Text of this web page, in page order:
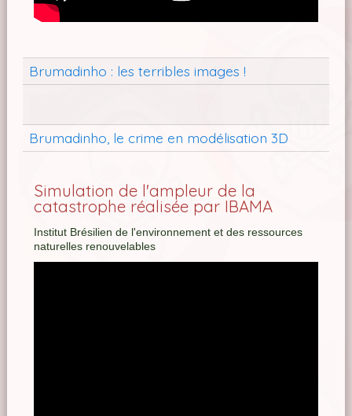
Brumadinho : les terribles images !
Brumadinho, le crime en modélisation 3D
Simulation de l'ampleur de la
catastrophe réalisée par IBAMA
Institut Brésilien de l'environnement et des ressources
naturelles renouvelables